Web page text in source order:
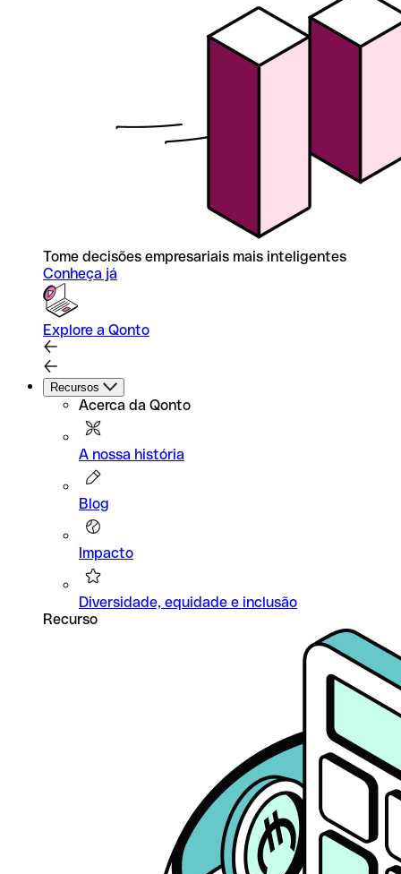
Tome decisões empresariais mais inteligentes
Conheça já
Explore a Qonto
Recursos
Acerca da Qonto
A nossa história
Blog
Impacto
Diversidade, equidade e inclusão
Recurso